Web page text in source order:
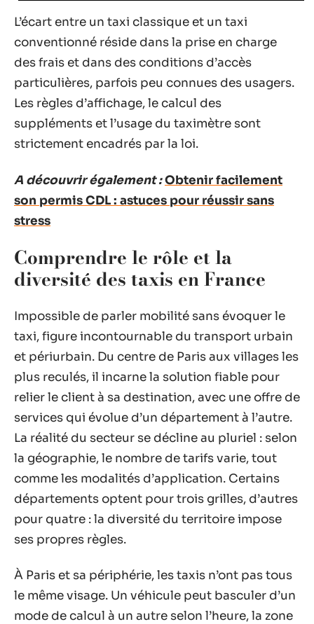
L’écart entre un taxi classique et un taxi
conventionné réside dans la prise en charge
des frais et dans des conditions d’accès
particulières, parfois peu connues des usagers.
Les règles d’affichage, le calcul des
suppléments et l’usage du taximètre sont
strictement encadrés par la loi.
A découvrir également :Obtenir facilement
son permis CDL : astuces pour réussir sans
stress
Comprendre le rôle et la
diversité des taxis en France
Impossible de parler mobilité sans évoquer le
taxi, figure incontournable du transport urbain
et périurbain. Du centre de Paris aux villages les
plus reculés, il incarne la solution fiable pour
relier le client à sa destination, avec une offre de
services qui évolue d’un département à l’autre.
La réalité du secteur se décline au pluriel : selon
la géographie, le nombre de tarifs varie, tout
comme les modalités d’application. Certains
départements optent pour trois grilles, d’autres
pour quatre : la diversité du territoire impose
ses propres règles.
À Paris et sa périphérie, les taxis n’ont pas tous
le même visage. Un véhicule peut basculer d’un
mode de calcul à un autre selon l’heure, la zone